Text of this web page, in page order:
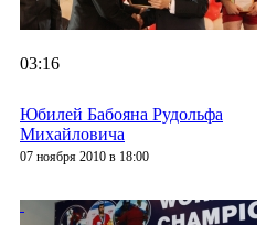
03:16
Юбилей Бабояна Рудольфа
Михайловича
07 ноября 2010 в 18:00